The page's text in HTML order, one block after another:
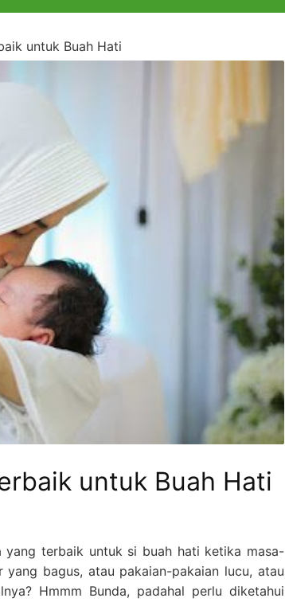
untuk Buah Hati
untuk Buah Hati
yang terbaik untuk si buah hati ketika masa-
yang bagus, atau pakaian-pakaian lucu, atau
Hmmm Bunda, padahal perlu diketahui